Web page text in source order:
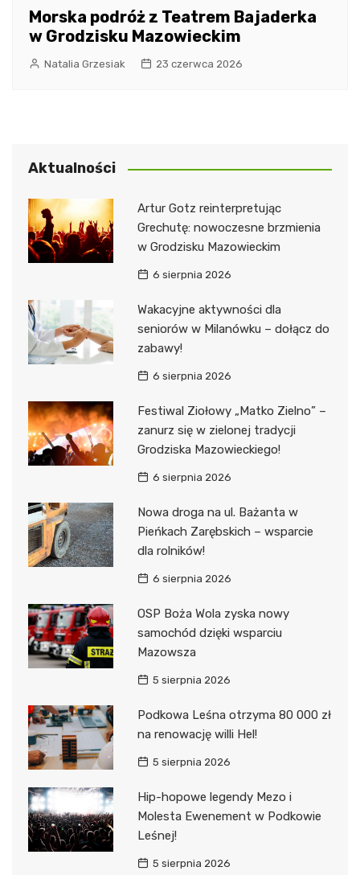
Morska podróż z Teatrem Bajaderka
w Grodzisku Mazowieckim
Natalia Grzesiak 23 czerwca 2026
Aktualności
Artur Gotz reinterpretując
Grechutę: nowoczesne brzmienia
w Grodzisku Mazowieckim
6 sierpnia 2026
Wakacyjne aktywności dla
seniorów w Milanówku – dołącz do
zabawy!
6 sierpnia 2026
Festiwal Ziołowy „Matko Zielno” –
zanurz się w zielonej tradycji
Grodziska Mazowieckiego!
6 sierpnia 2026
Nowa droga na ul. Bażanta w
Pieńkach Zarębskich – wsparcie
dla rolników!
6 sierpnia 2026
OSP Boża Wola zyska nowy
samochód dzięki wsparciu
Mazowsza
5 sierpnia 2026
Podkowa Leśna otrzyma 80 000 zł
na renowację willi Hel!
5 sierpnia 2026
Hip-hopowe legendy Mezo i
Molesta Ewenement w Podkowie
Leśnej!
5 sierpnia 2026